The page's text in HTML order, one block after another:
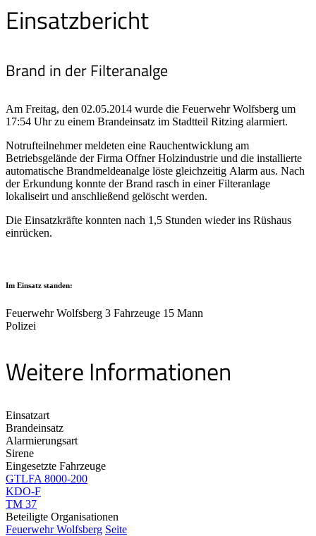
Einsatzbericht
Brand in der Filteranalge
Am Freitag, den 02.05.2014 wurde die Feuerwehr Wolfsberg um
17:54 Uhr zu einem Brandeinsatz im Stadtteil Ritzing alarmiert.
Notrufteilnehmer meldeten eine Rauchentwicklung am
Betriebsgelände der Firma Offner Holzindustrie und die installierte
automatische Brandmeldeanalge löste gleichzeitig Alarm aus. Nach
der Erkundung konnte der Brand rasch in einer Filteranlage
lokaliseirt und anschließend gelöscht werden.
Die Einsatzkräfte konnten nach 1,5 Stunden wieder ins Rüshaus
einrücken.
Im Einsatz standen:
Feuerwehr Wolfsberg 3 Fahrzeuge 15 Mann
Polizei
Weitere Informationen
Einsatzart
Brandeinsatz
Alarmierungsart
Sirene
Eingesetzte Fahrzeuge
GTLFA 8000-200
KDO-F
TM 37
Beteiligte Organisationen
Feuerwehr Wolfsberg Seite